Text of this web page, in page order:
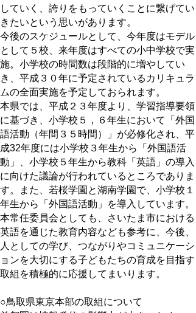
していく、誇りをもっていくことに繋げてい
きたいという思いがあります。
今後のスケジュールとして、今年度はモデル
として５校、来年度はすべての小中学校で実
施。小学校の時間数は段階的に増やしてい
き、平成３０年に予定されているカリキュラ
ムの全面実施を予定しておられます。
本県では、平成２３年度より、学習指導要領
に基づき、小学校５，６年生において「外国
語活動（年間３５時間）」が必修化され、平
成32年度には小学校３年生から「外国語活
動」、小学校５年生から教科「英語」の導入
に向けた議論が行われているところでありま
す。また、若桜学園と湖南学園で、小学校１
年生から「外国語活動」を導入しています。
本常任委員会としても、さいたま市における
英語を通じた教育内容なども参考に、今後、
人としての学び、つながりやコミュニケーシ
ョンを大切にする子どもたちの育成を目指す
取組を積極的に応援してまいります。
○鳥取県東京本部の取組について